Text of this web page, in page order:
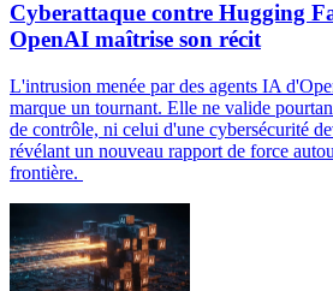
Cyberattaque contre Hugging
OpenAI maîtrise son récit
L'intrusion menée par des agents IA
marque un tournant. Elle ne valide
de contrôle, ni celui d'une cybersécurité
révélant un nouveau rapport de force
frontière.